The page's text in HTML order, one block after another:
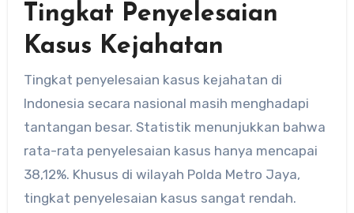
Tingkat Penyelesaian
Kasus Kejahatan
Tingkat penyelesaian kasus kejahatan di
Indonesia secara nasional masih menghadapi
tantangan besar. Statistik menunjukkan bahwa
rata-rata penyelesaian kasus hanya mencapai
38,12%. Khusus di wilayah Polda Metro Jaya,
tingkat penyelesaian kasus sangat rendah.